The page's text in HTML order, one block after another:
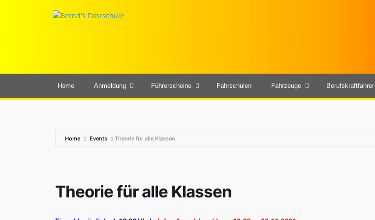
Home Anmeldung Führerscheine Fahrschulen Fahrzeuge Berufskraftfahrer
Home Events Theorie für alle Klassen
Theorie für alle Klassen